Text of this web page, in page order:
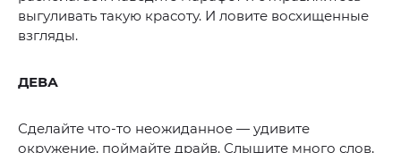
выгуливать такую красоту. И ловите восхищенные
взгляды.
ДЕВА
Сделайте что-то неожиданное — удивите
окружение, поймайте драйв. Слышите много слов,